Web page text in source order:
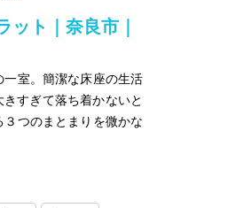
ット｜奈良市｜
室。簡潔な床座の生活
すぎて落ち着かないと
つのまとまりを微かな